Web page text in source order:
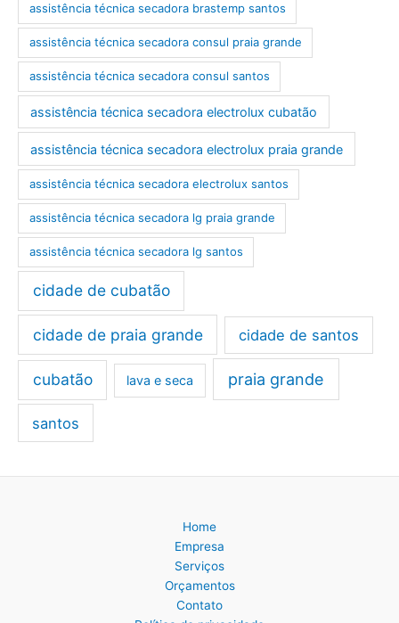
assistência técnica secadora brastemp santos
assistência técnica secadora consul praia grande
assistência técnica secadora consul santos
assistência técnica secadora electrolux cubatão
assistência técnica secadora electrolux praia grande
assistência técnica secadora electrolux santos
assistência técnica secadora lg praia grande
assistência técnica secadora lg santos
cidade de cubatão
cidade de praia grande cidade de santos
cubatão lava e seca praia grande
santos
Home
Empresa
Serviços
Orçamentos
Contato